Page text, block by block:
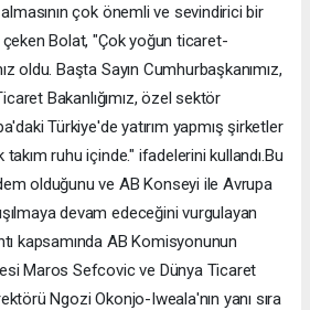
çok önemli ve sevindirici bir
Bolat, "Çok yoğun ticaret-
oldu. Başta Sayın Cumhurbaşkanımız,
Bakanlığımız, özel sektör
Türkiye'de yatırım yapmış şirketler
ruhu içinde." ifadelerini kullandı.Bu
olduğunu ve AB Konseyi ile Avrupa
devam edeceğini vurgulayan
kapsamında AB Komisyonunun
Maros Sefcovic ve Dünya Ticaret
Ngozi Okonjo-Iweala'nın yanı sıra